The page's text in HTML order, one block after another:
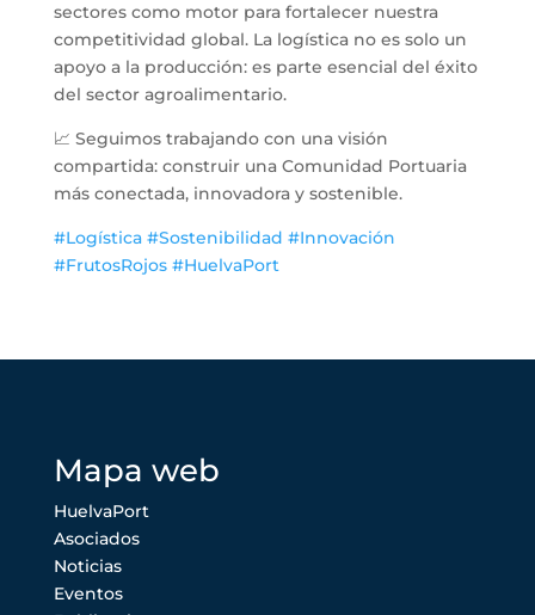
sectores como motor para fortalecer nuestra
competitividad global. La logística no es solo un
apoyo a la producción: es parte esencial del éxito
del sector agroalimentario.
📈 Seguimos trabajando con una visión
compartida: construir una Comunidad Portuaria
más conectada, innovadora y sostenible.
#Logística #Sostenibilidad #Innovación
#FrutosRojos #HuelvaPort
Mapa web
HuelvaPort
Asociados
Noticias
Eventos